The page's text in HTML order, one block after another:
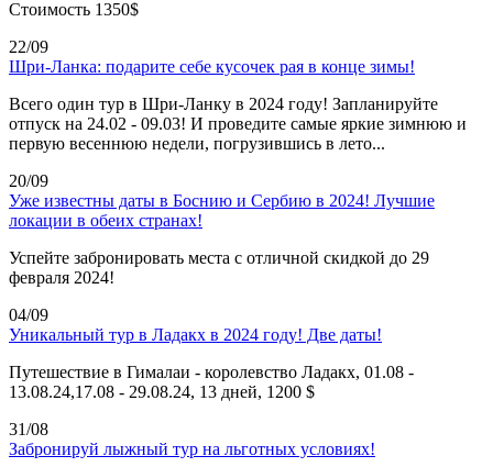
Стоимость 1350$
22/09
Шри-Ланка: подарите себе кусочек рая в конце зимы!
Всего один тур в Шри-Ланку в 2024 году! Запланируйте
отпуск на 24.02 - 09.03! И проведите самые яркие зимнюю и
первую весеннюю недели, погрузившись в лето...
20/09
Уже известны даты в Боснию и Сербию в 2024! Лучшие
локации в обеих странах!
Успейте забронировать места с отличной скидкой до 29
февраля 2024!
04/09
Уникальный тур в Ладакх в 2024 году! Две даты!
Путешествие в Гималаи - королевство Ладакх, 01.08 -
13.08.24,17.08 - 29.08.24, 13 дней, 1200 $
31/08
Забронируй лыжный тур на льготных условиях!